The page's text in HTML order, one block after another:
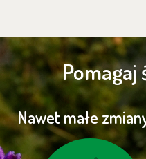
Pomagaj
Nawet małe